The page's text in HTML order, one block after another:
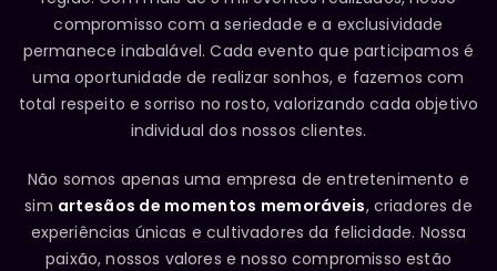
compromisso com a seriedade e a exclusividade
permanece inabalável. Cada evento que participamos é
uma oportunidade de realizar sonhos, e fazemos com
total respeito e sorriso no rosto, valorizando cada objetivo
individual dos nossos clientes.
Não somos apenas uma empresa de entretenimento e
sim artesãos de momentos memoráveis, criadores de
experiências únicas e cultivadores da felicidade. Nossa
paixão, nossos valores e nosso compromisso estão